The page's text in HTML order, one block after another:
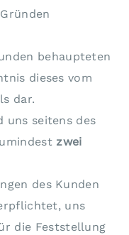
behaupteten
dieses vom
dar.
uns seitens des
zwei
des Kunden
uns
die Feststellung